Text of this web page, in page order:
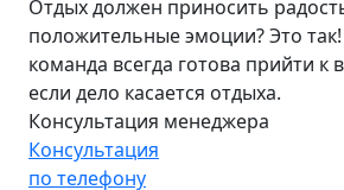
Отдых должен приносить
положительные эмоции? Это
команда всегда готова прийти
если дело касается отдыха.
Консультация менеджера
Консультация
по телефону